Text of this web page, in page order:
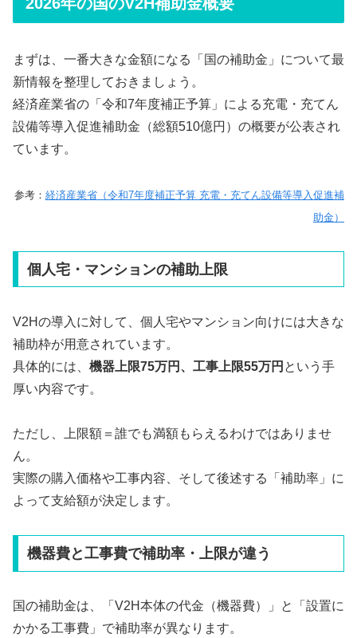
まずは、一番大きな金額になる「国の補助金」について最
新情報を整理しておきましょう。
経済産業省の「令和7年度補正予算」による充電・充てん
設備等導入促進補助金（総額510億円）の概要が公表され
ています。
参考： 経済産業省（令和7年度補正予算 充電・充てん設備等導入促進補
助金）
個人宅・マンションの補助上限
V2Hの導入に対して、個人宅やマンション向けには大きな
補助枠が用意されています。
具体的には、 機器上限75万円、工事上限55万円 という手
厚い内容です。
ただし、上限額＝誰でも満額もらえるわけではありませ
ん。
実際の購入価格や工事内容、そして後述する「補助率」に
よって支給額が決定します。
機器費と工事費で補助率・上限が違う
国の補助金は、「V2H本体の代金（機器費）」と「設置に
かかる工事費」で補助率が異なります。